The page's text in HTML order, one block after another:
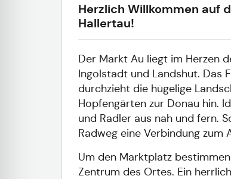
Herzlich Willkommen auf
Hallertau!
Der Markt Au liegt im Herzen
Ingolstadt und Landshut. Das
durchzieht die hügelige
Hopfengärten zur Donau hin.
und Radler aus nah und fern.
Radweg eine Verbindung
Um den Marktplatz
Zentrum des Ortes. Ein